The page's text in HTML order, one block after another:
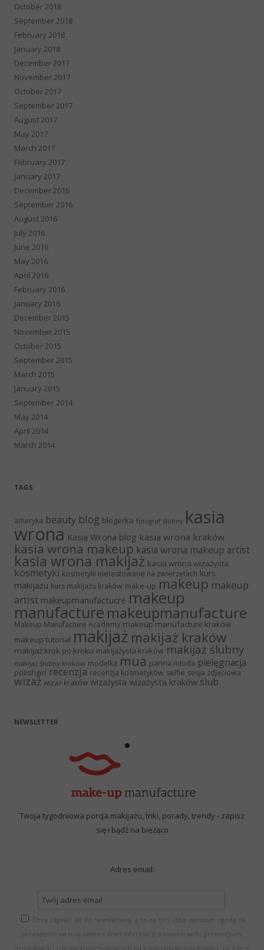
October 2018
September 2018
February 2018
January 2018
December 2017
November 2017
October 2017
September 2017
August 2017
May 2017
March 2017
February 2017
January 2017
December 2016
September 2016
August 2016
July 2016
June 2016
May 2016
April 2016
February 2016
January 2016
December 2015
November 2015
October 2015
September 2015
March 2015
January 2015
September 2014
May 2014
April 2014
March 2014
TAGS
ameryka beauty blog blogerka fotograf ślubny kasia
wrona Kasia Wrona blog kasia wrona kraków
kasia wrona makeup kasia wrona makeup artist
kasia wrona makijaż kasia wrona wizażysta
kosmetyki kosmetyki nietestowane na zwierzętach kurs
makijażu kurs makijażu kraków make-up makeup makeup
artist makeupmanufactucre makeup
manufacture makeupmanufacture
Makeup Manufacture Academy makeup manufacture kraków
makeup tutorial makijaż makijaż kraków
makijaż krok po kroku makijażysta kraków makijaż ślubny
makijaż ślubny kraków modelka mua panna młoda pielęgnacja
polishgirl recenzja recenzja kosmetyków selfie sesja zdjęciowa
wizaż wizaż kraków wizażysta wizażysta kraków ślub
NEWSLETTER
Twoja tygodniowa porcja makijażu, triki, porady, trendy - zapisz
się i bądź na bieżąco
Adres email:
Chcę zapisać się do newslettera, a co za tym idzie wyrażam zgodę na
przesyłanie na mój adres e-mail informacji o nowościach, promocjach,
produktach i usługach pochodzących od Katarzyny Wrony-Bogacz, ul. Piltza